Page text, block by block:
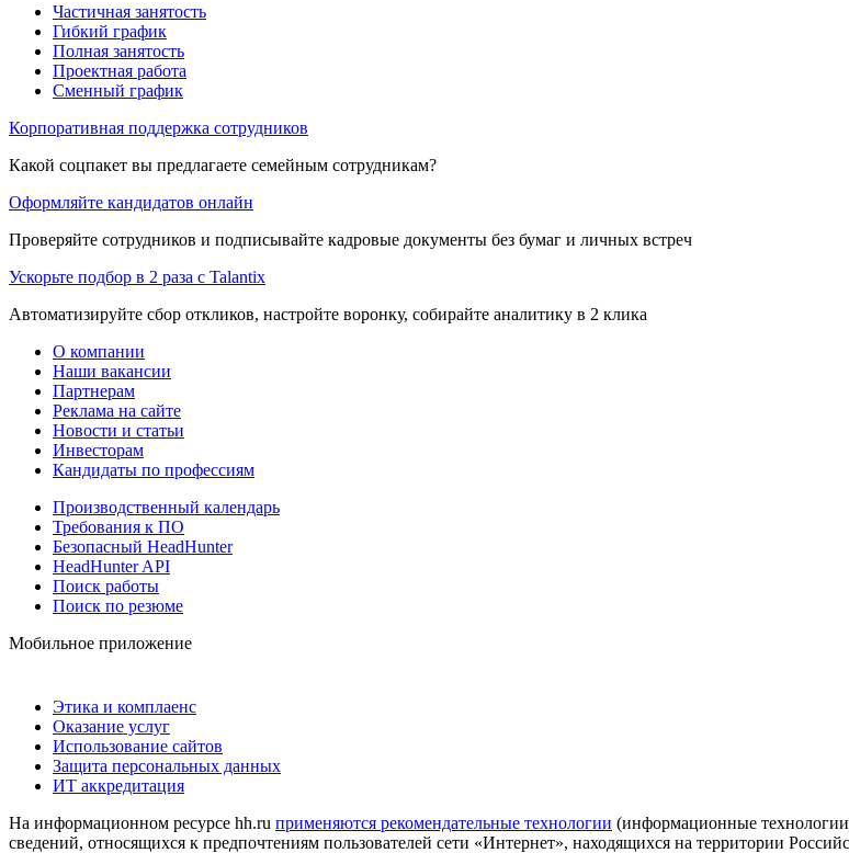
Частичная занятость
Гибкий график
Полная занятость
Проектная работа
Сменный график
Корпоративная поддержка сотрудников
Какой соцпакет вы предлагаете семейным сотрудникам?
Оформляйте кандидатов онлайн
Проверяйте сотрудников и подписывайте кадровые документы без бумаг и личных встреч
Ускорьте подбор в 2 раза с Talantix
Автоматизируйте сбор откликов, настройте воронку, собирайте аналитику в 2 клика
О компании
Наши вакансии
Партнерам
Реклама на сайте
Новости и статьи
Инвесторам
Кандидаты по профессиям
Производственный календарь
Требования к ПО
Безопасный HeadHunter
HeadHunter API
Поиск работы
Поиск по резюме
Мобильное приложение
Этика и комплаенс
Оказание услуг
Использование сайтов
Защита персональных данных
ИТ аккредитация
На информационном ресурсе hh.ru применяются рекомендательные технологии (информационные технологии
сведений, относящихся к предпочтениям пользователей сети «Интернет», находящихся на территории